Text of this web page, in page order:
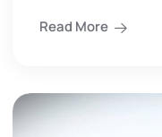
Read More